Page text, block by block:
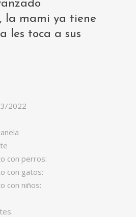
la mami ya tiene
les toca a sus
2022
con perros:
con gatos:
con niños: